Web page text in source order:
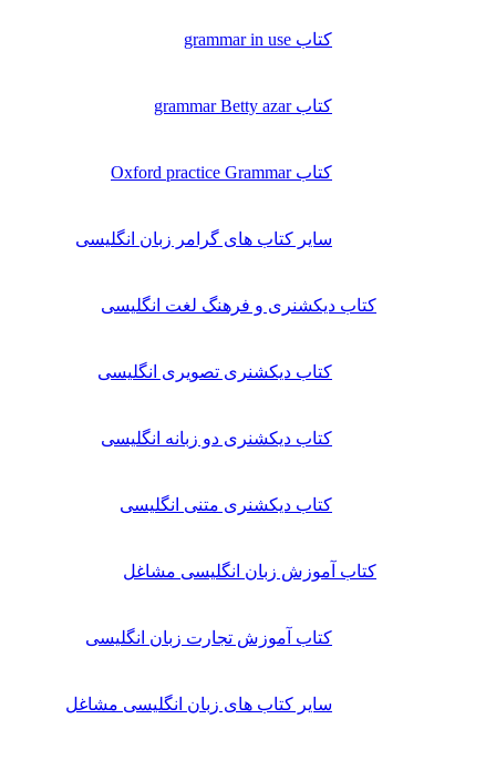
کتاب grammar in use
کتاب grammar Betty azar
کتاب Oxford practice Grammar
سایر کتاب های گرامر زبان انگلیسی
کتاب دیکشنری و فرهنگ لغت انگلیسی
کتاب دیکشنری تصویری انگلیسی
کتاب دیکشنری دو زبانه انگلیسی
کتاب دیکشنری متنی انگلیسی
کتاب آموزش زبان انگلیسی مشاغل
کتاب آموزش تجارت زبان انگلیسی
سایر کتاب های زبان انگلیسی مشاغل